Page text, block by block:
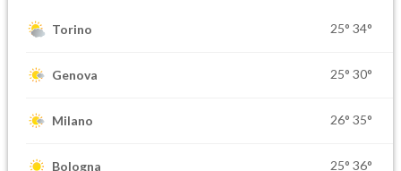
Torino 25° 34°
Genova 25° 30°
Milano 26° 35°
Bologna 25° 36°